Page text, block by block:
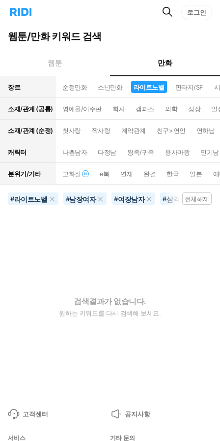
리
홈
으
턴
트
검
로그인
웹툰/만화 키워드 검색
웹툰 만화
장르 순정만화 소년만화 라이트노벨 판타지/SF
소재/관계 (공통) 영애물/여주판 회사 캠퍼스 의학 성장 일
소재/관계 (순정) 첫사랑 짝사랑 계약관계 친구>연인 연하남
캐릭터 나쁜남자 다정남 왕족/귀족 용사마왕 인기남
분위기/기타 고화질 e북 연재 완결 한국 일본
#라이트노벨 #남장여자 #여장남자 #삼각로맨스
전체해제
검색결과가 없습니다.
원하는 키워드를 다시 검색해 보세요.
고객센터 공지사항
서비스 기타 문의